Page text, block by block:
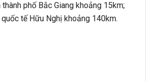
thành phố Bắc Giang khoảng 15km;
tế Hữu Nghị khoảng 140km.